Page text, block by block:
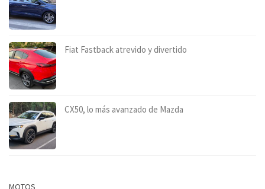
Fiat Fastback atrevido y divertido
CX50, lo más avanzado de Mazda
MOTOS